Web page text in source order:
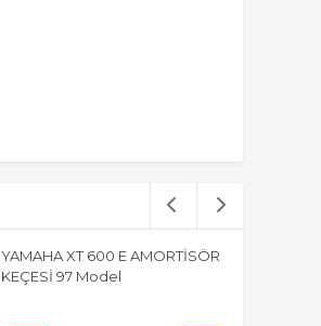
YAMAHA XT 600 E AMORTİSÖR
KEÇESİ 97 Model